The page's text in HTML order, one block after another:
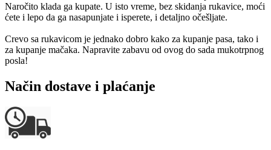
Naročito klada ga kupate. U isto vreme, bez skidanja rukavice, moći
ćete i lepo da ga nasapunjate i isperete, i detaljno očešljate.
Crevo sa rukavicom je jednako dobro kako za kupanje pasa, tako i
za kupanje mačaka. Napravite zabavu od ovog do sada mukotrpnog
posla!
Način dostave i plaćanje